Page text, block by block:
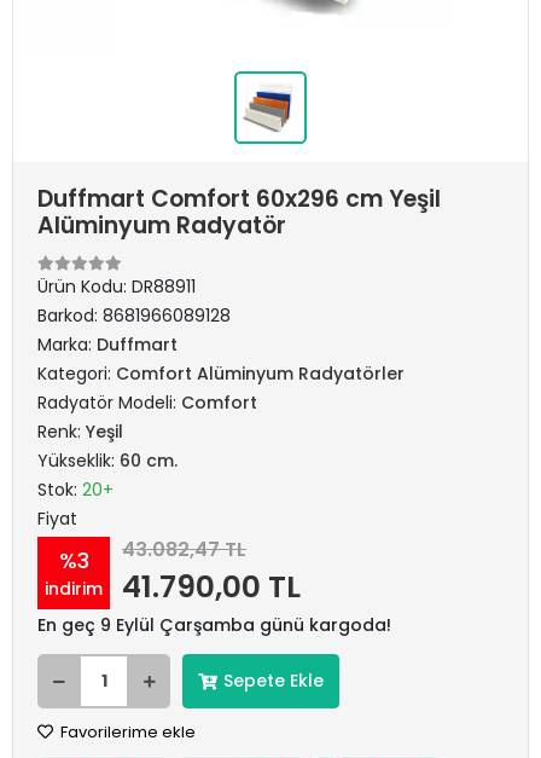
Duffmart Comfort 60x296 cm Yeşil
Alüminyum Radyatör
Ürün Kodu: DR88911
Barkod: 8681966089128
Marka: Duffmart
Kategori: Comfort Alüminyum Radyatörler
Radyatör Modeli: Comfort
Renk: Yeşil
Yükseklik: 60 cm.
Stok: 20+
Fiyat
%3
indirim
43.082,47 TL
41.790,00 TL
En geç 9 Eylül Çarşamba günü kargoda!
Sepete Ekle
Favorilerime ekle